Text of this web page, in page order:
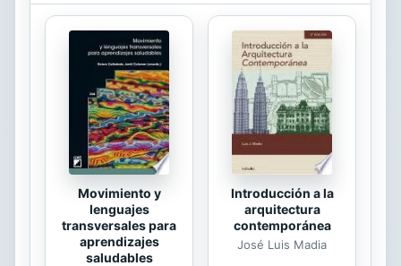
Movimiento y
lenguajes
transversales para
aprendizajes
saludables
Introducción a la
arquitectura
contemporánea
José Luis Madia